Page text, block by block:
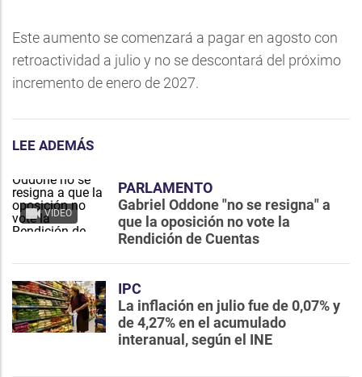
Este aumento se comenzará a pagar en agosto con
retroactividad a julio y no se descontará del próximo
incremento de enero de 2027.
LEE ADEMÁS
VIDEO
PARLAMENTO
Gabriel Oddone "no se resigna" a
que la oposición no vote la
Rendición de Cuentas
IPC
La inflación en julio fue de 0,07% y
de 4,27% en el acumulado
interanual, según el INE